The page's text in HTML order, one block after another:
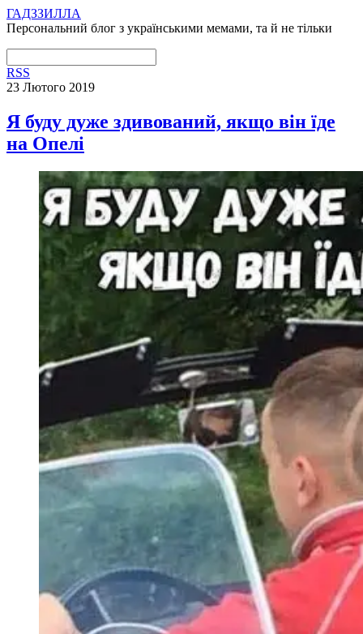
ГАДЗЗИЛЛА
Персональний блог з українськими мемами, та й не тільки
RSS
23 Лютого 2019
Я буду дуже здивований, якщо він їде
на Опелі